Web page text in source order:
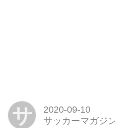
サ
2020-09-10
サッカーマガジ